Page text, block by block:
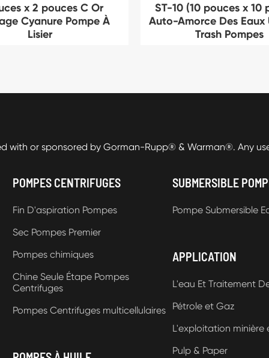
x 2 pouces C Or
Cyanure Pompe À
Lisier
ST-10 (10 pouces x 10
Auto-Amorce Des Eaux
Trash Pompes
with or sponsored by Gorman-Rupp® & Warman®. Any
POMPES CENTRIFUGES
Fin D'aspiration Pompes
Sec Pompes Premier
Pompes chimiques
Chine Seule Étape Pompes
Centrifuges
Pompes Centrifuges multicellulaires
SUBMERSIBLE
Pompe Submersible
APPLICATION
L'eau Et Traitement
Pétrole et Gaz
L'exploitation minière
Pulp & Paper